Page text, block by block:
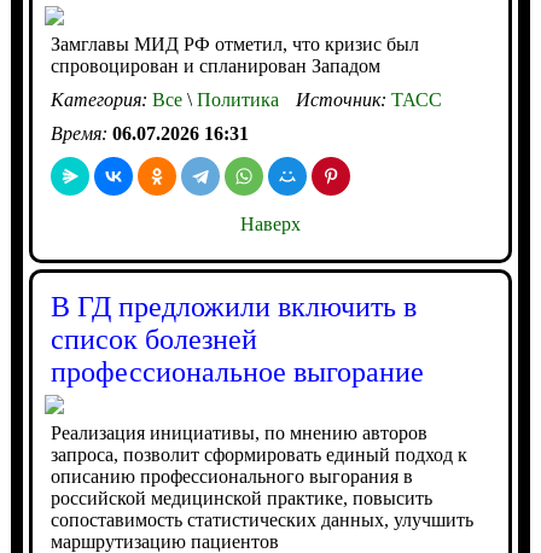
Замглавы МИД РФ отметил, что кризис был
спровоцирован и спланирован Западом
Категория: Все\Политика Источник: ТАСС
Время: 06.07.2026 16:31
Наверх
В ГД предложили включить в
список болезней
профессиональное выгорание
Реализация инициативы, по мнению авторов
запроса, позволит сформировать единый подход к
описанию профессионального выгорания в
российской медицинской практике, повысить
сопоставимость статистических данных, улучшить
маршрутизацию пациентов